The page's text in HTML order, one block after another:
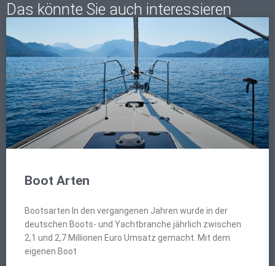
Das könnte Sie auch interessieren
Boot Arten
Bootsarten In den vergangenen Jahren wurde in der
deutschen Boots- und Yachtbranche jährlich zwischen
2,1 und 2,7 Millionen Euro Umsatz gemacht. Mit dem
eigenen Boot